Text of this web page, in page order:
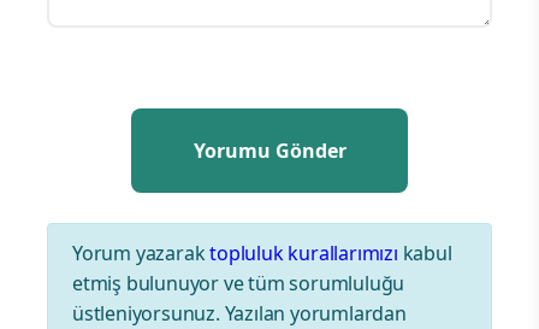
Yorum yazaraktopluluk kurallarımızı kabul
etmiş bulunuyor ve tüm sorumluluğu
üstleniyorsunuz. Yazılan yorumlardan